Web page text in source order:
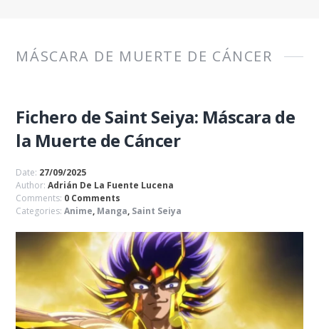
MÁSCARA DE MUERTE DE CÁNCER
Fichero de Saint Seiya: Máscara de
la Muerte de Cáncer
Date: 27/09/2025
Author:Adrián De La Fuente Lucena
Comments: 0 Comments
Categories:Anime, Manga, Saint Seiya